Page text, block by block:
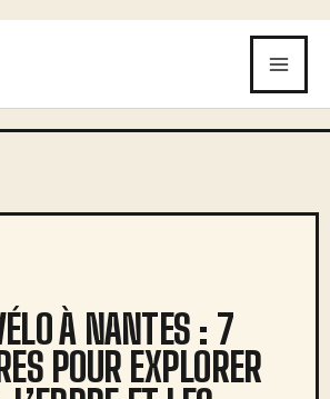
À NANTES : 7
POUR EXPLORER